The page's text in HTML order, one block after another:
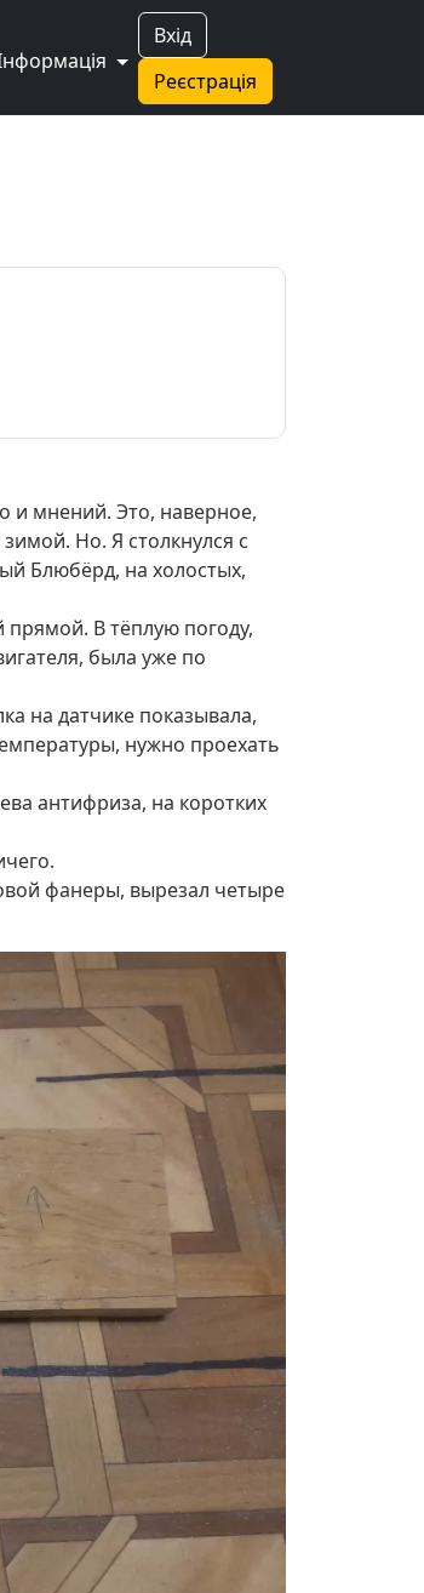
Вхід
Реєстрація
и мнений. Это, наверное,
Но. Я столкнулся с
Блюбёрд, на холостых,
прямой. В тёплую погоду,
была уже по
на датчике показывала,
нужно проехать
антифриза, на коротких
фанеры, вырезал четыре